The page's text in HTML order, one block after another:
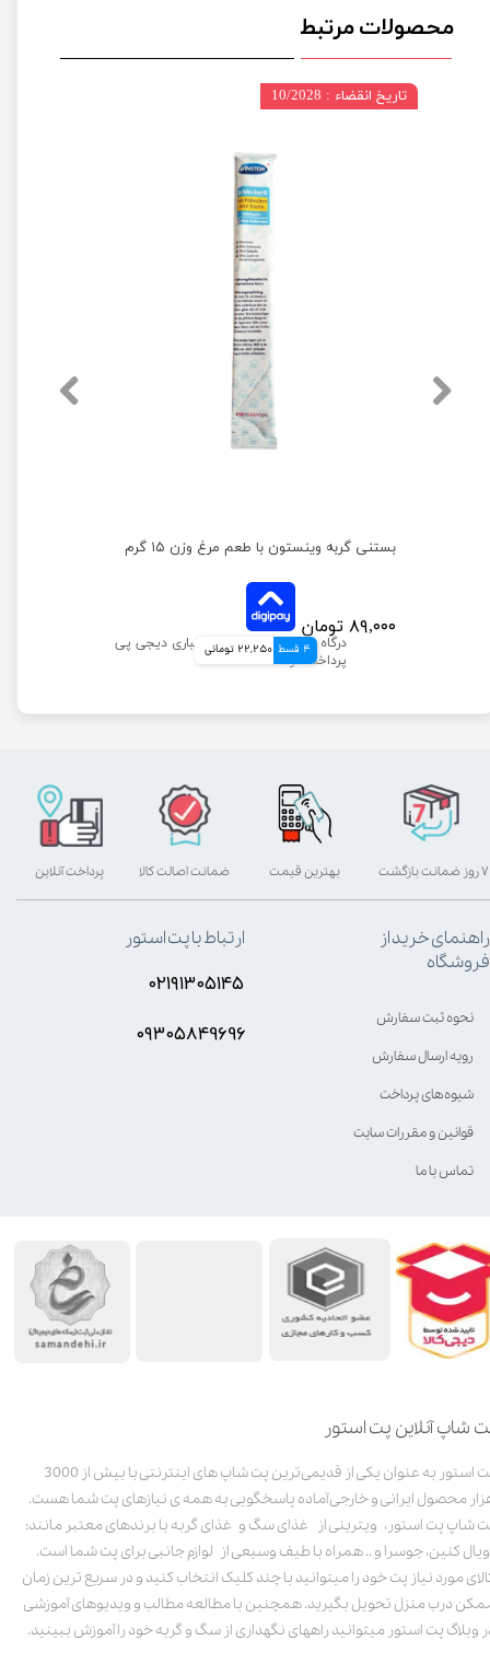
محصولات مرتبط
بستنی گربه وینستون با طعم مرغ وزن ۱۵ گرم
۸۹,۰۰۰ تومان
4 قسط 22,250 تومانی
تاریخ انقضاء : 10/2028
شاپ آنلاین پت استور
پت استور به عنوان یکی از قدیمی‌ترین پت شاپ های اینترنتی با بیش از 3000
محصول ایرانی و خارجی آماده پاسخگویی به همه ی نیازهای پت شما هست.
شاپ پت استور، ویترینی از غذای سگ و غذای گربه با برندهای معتبر مانند:
کنین، جوسرا و .. همراه با طیف وسیعی از لوازم جانبی برای پت شما است.
مورد نیاز پت خود را میتوانید با چند کلیک انتخاب کنید و در سریع ترین زمان
درب منزل تحویل بگیرید. همچنین با مطالعه مطالب و ویدیوهای آموزشی
وبلاگ پت استور میتوانید راههای نگهداری از سگ و گربه خود را آموزش ببینید.
بهترین قیمت پرداخت آنلاین ۷ روز ضمانت بازگشت ضمانت اصالت کالا
راهنمای خرید از
فروشگاه
نحوه ثبت سفارش
رویه ارسال سفارش
شیوه‌های پرداخت
قوانین و مقررات سایت
تماس با ما
ارتباط با پت استور
۰۲۱۹۱۳۰۵۱۴۵
۰۹۳۰۵8۴9696